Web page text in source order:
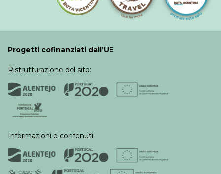
Progetti cofinanziati dall’UE
Ristrutturazione del sito:
Informazioni e contenuti: